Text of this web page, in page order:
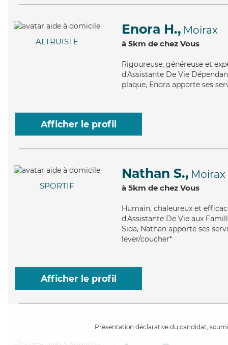
ALTRUISTE
Enora H., Moirax
à 5km de chez Vous
Rigoureuse, généreuse et
d'Assistante De Vie
plaque, Enora apporte ses
Afficher le profil
SPORTIF
Nathan S., Moirax
à 5km de chez Vous
Humain, chaleureux et
d'Assistante De Vie aux
Sida, Nathan apporte ses
lever/coucher*
Afficher le profil
Présentation déclarative du candidat,